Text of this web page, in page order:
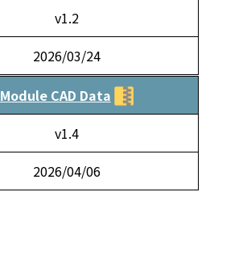
v1.2
2026/03/24
Module CAD Data
v1.4
2026/04/06